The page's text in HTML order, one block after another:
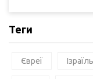
Теги
Євреї Ізраїль